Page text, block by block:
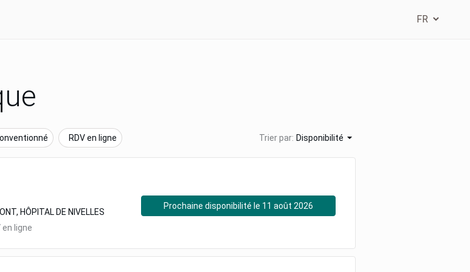
RDV en ligne Trier par: Disponibilité
HÔPITAL DE NIVELLES
en ligne
Prochaine disponibilité le 11 août 2026